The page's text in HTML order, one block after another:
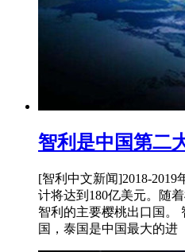
智利是中国第二
[智利中文新闻]2018-
计将达到180亿美元。随
智利的主要樱桃出口国。
国，泰国是中国最大的进